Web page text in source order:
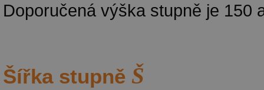
Doporučená výška stupně je 150
Šířka stupně Š